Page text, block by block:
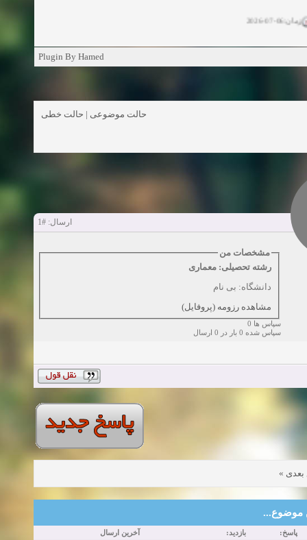
زمان:02-26-2025
زمان:10-28-2024
زمان:10-21-2024
زمان:10-13-2024
زمان:10-11-2024
Plugin By Hamed
حالت موضوعی | حالت خطی
ارسال: #1
مشخصات من
رشته تحصیلی: معماری
دانشگاه: بی نام
مشاهده رزومه (پروفایل)
سپاس ها 0
سپاس شده 0 بار در 0 ارسال
»
موضوع...
پاسخ: بازدید: آخرین ارسال